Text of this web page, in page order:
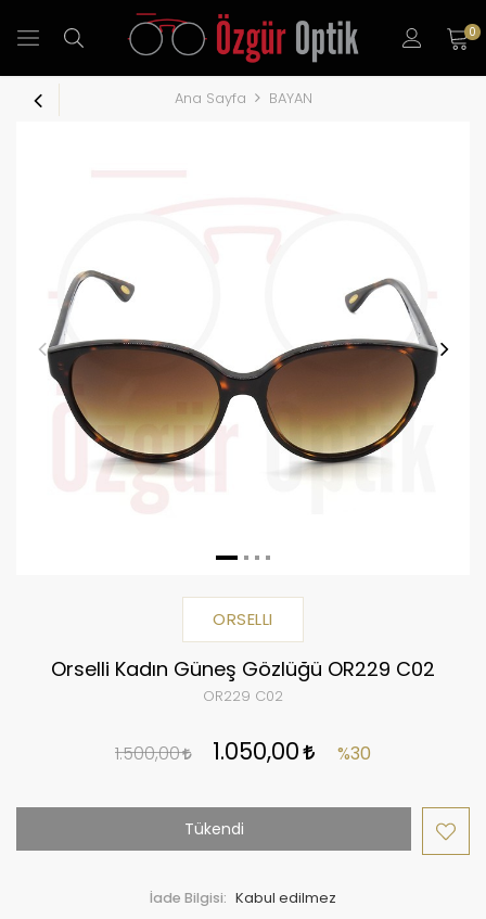
0
Ana Sayfa BAYAN
ORSELLI
Orselli Kadın Güneş Gözlüğü OR229 C02
OR229 C02
1.500,00 1.050,00 %30
Tükendi
İade Bilgisi: